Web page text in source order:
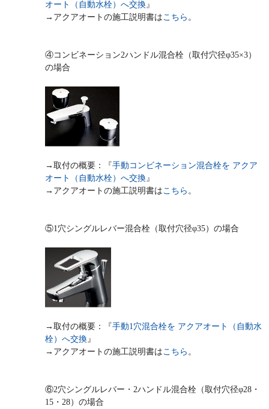
オート（自動水栓）へ交換』
→アクアオートの施工説明書はこちら 。
④コンビネーション2ハンドル混合栓（取付穴径φ35×3）
の場合
→取付の概要：『手動コンビネーション混合栓を アクア
オート（自動水栓）へ交換』
→アクアオートの施工説明書はこちら 。
⑤1穴シングルレバー混合栓（取付穴径φ35）の場合
→取付の概要：『手動1穴混合栓を アクアオート（自動水
栓）へ交換』
→アクアオートの施工説明書はこちら 。
⑥2穴シングルレバー・2ハンドル混合栓（取付穴径φ28・
15・28）の場合